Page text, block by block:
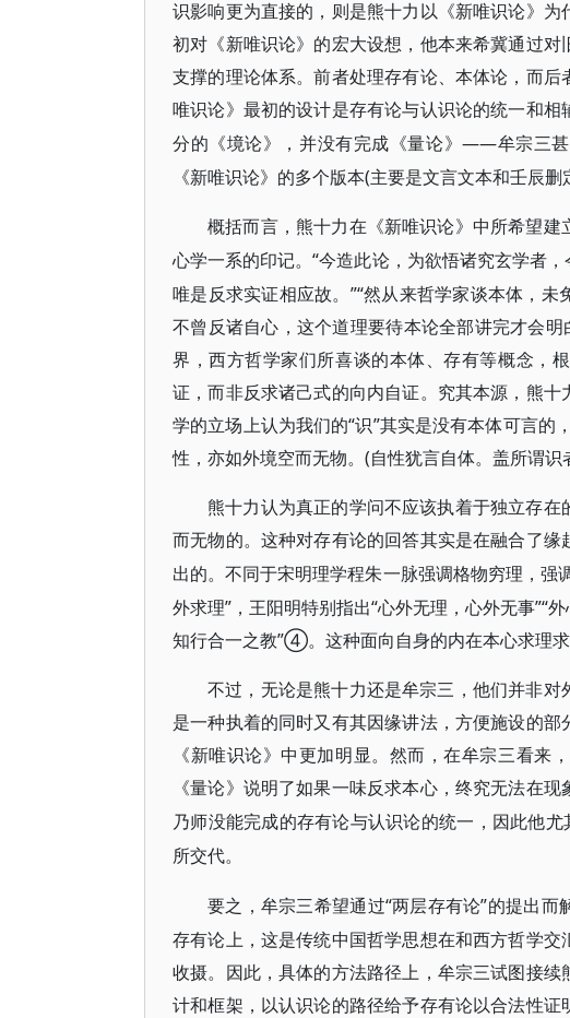
识影响更为直接的，则是熊十力以《新唯识论》
初对《新唯识论》的宏大设想，他本来希冀通过
支撑的理论体系。前者处理存有论、本体论，而
唯识论》最初的设计是存有论与认识论的统一和
分的《境论》，并没有完成《量论》——牟宗三甚
《新唯识论》的多个版本(主要是文言文本和壬辰删
概括而言，熊十力在《新唯识论》中所希望
心学一系的印记。“今造此论，为欲悟诸究玄学者
唯是反求实证相应故。”“然从来哲学家谈本体，
不曾反诸自心，这个道理要待本论全部讲完才会
界，西方哲学家们所喜谈的本体、存有等概念，
证，而非反求诸己式的向内自证。究其本源，熊
学的立场上认为我们的“识”其实是没有本体可言的
性，亦如外境空而无物。(自性犹言自体。盖所谓
熊十力认为真正的学问不应该执着于独立存
而无物的。这种对存有论的回答其实是在融合了
出的。不同于宋明理学程朱一脉强调格物穷理，强
外求理”，王阳明特别指出“心外无理，心外无事”“
知行合一之教”④。这种面向自身的内在本心求理
不过，无论是熊十力还是牟宗三，他们并非
是一种执着的同时又有其因缘讲法，方便施设的
《新唯识论》中更加明显。然而，在牟宗三看来
《量论》说明了如果一味反求本心，终究无法在
乃师没能完成的存有论与认识论的统一，因此他
所交代。
要之，牟宗三希望通过“两层存有论”的提出
存有论上，这是传统中国哲学思想在和西方哲学
收摄。因此，具体的方法路径上，牟宗三试图接
计和框架，以认识论的路径给予存有论以合法性